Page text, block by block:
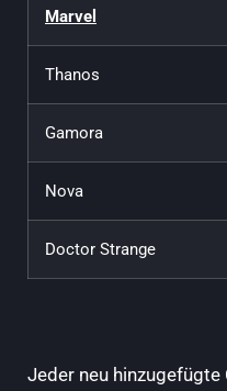
Marvel
Thanos
Gamora
Nova
Doctor Strange
Jeder neu hinzugefügte